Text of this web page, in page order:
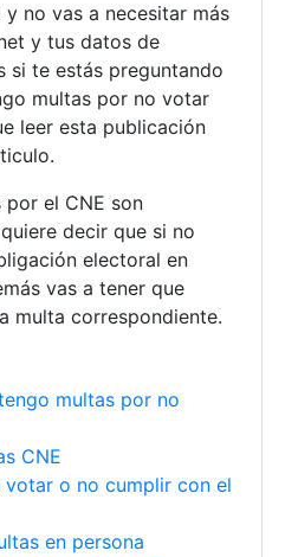
no vas a necesitar más
y tus datos de
si te estás preguntando
multas por no votar
leer esta publicación
por el CNE son
decir que si no
electoral en
vas a tener que
multa correspondiente.
multas por no
CNE
votar o no cumplir con el
en persona